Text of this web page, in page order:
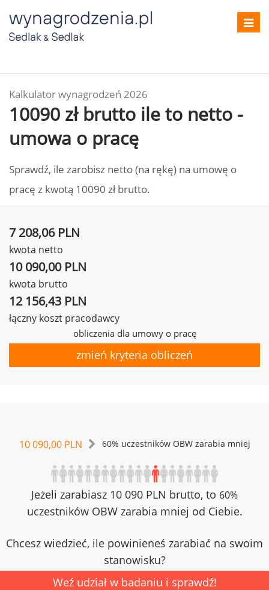
Kalkulator wynagrodzeń 2026
10090 zł brutto ile to netto -
umowa o pracę
Sprawdź, ile zarobisz netto (na rękę) na umowę o
pracę z kwotą 10090 zł brutto.
7 208,06 PLN
kwota netto
10 090,00 PLN
kwota brutto
12 156,43 PLN
łączny koszt pracodawcy
obliczenia dla umowy o pracę
zmień kryteria obliczeń
10 090,00 PLN 60% uczestników OBW zarabia mniej
Jeżeli zarabiasz 10 090 PLN brutto, to 60%
uczestników OBW zarabia mniej od Ciebie.
Chcesz wiedzieć, ile powinieneś zarabiać na swoim
stanowisku?
Weź udział w badaniu i sprawdź!